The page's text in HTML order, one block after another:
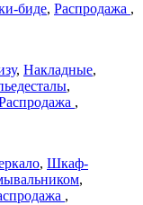
биде, Распродажа ,
, Накладные,
,
,
, Шкаф-
,
,